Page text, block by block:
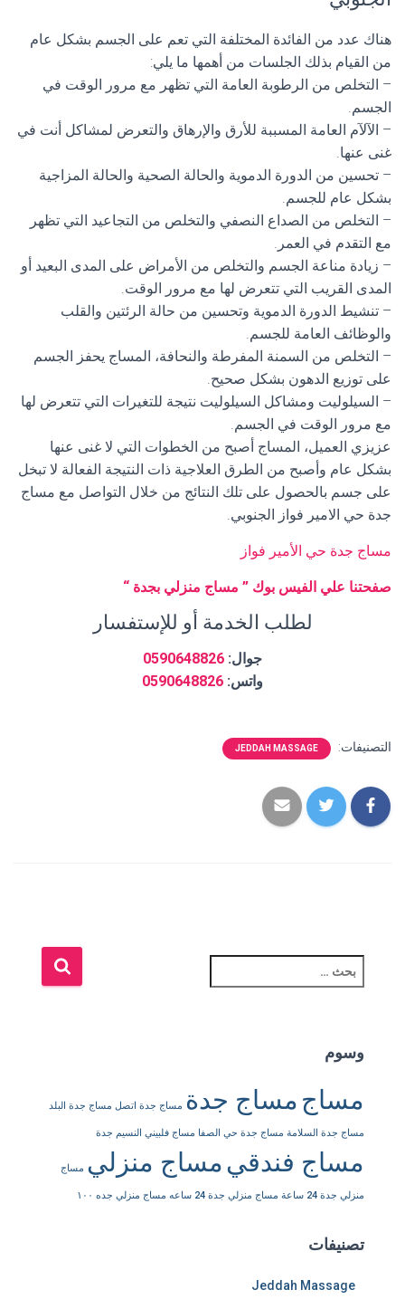
هناك عدد من الفائدة المختلفة التي تعم على الجسم بشكل عام
من القيام بذلك الجلسات من أهمها ما يلي:
– التخلص من الرطوبة العامة التي تظهر مع مرور الوقت في
الجسم.
– الآلآم العامة المسببة للأرق والإرهاق والتعرض لمشاكل أنت في
غنى عنها.
– تحسين من الدورة الدموية والحالة الصحية والحالة المزاجية
بشكل عام للجسم.
– التخلص من الصداع النصفي والتخلص من التجاعيد التي تظهر
مع التقدم في العمر.
– زيادة مناعة الجسم والتخلص من الأمراض على المدى البعيد أو
المدى القريب التي تتعرض لها مع مرور الوقت.
– تنشيط الدورة الدموية وتحسين من حالة الرئتين والقلب
والوظائف العامة للجسم.
– التخلص من السمنة المفرطة والنحافة، المساج يحفز الجسم
على توزيع الدهون بشكل صحيح.
– السيلوليت ومشاكل السيلوليت نتيجة للتغيرات التي تتعرض لها
مع مرور الوقت في الجسم.
عزيزي العميل، المساج أصبح من الخطوات التي لا غنى عنها
بشكل عام وأصبح من الطرق العلاجية ذات النتيجة الفعالة لا تبخل
على جسم بالحصول على تلك النتائج من خلال التواصل مع مساج
جدة حي الامير فواز الجنوبي.
مساج جدة حي الأمير فواز
صفحتنا علي الفيس بوك ” مساج منزلي بجدة “
لطلب الخدمة أو للإستفسار
جوال: 0590648826
واتس: 0590648826
التصنيفات: JEDDAH MASSAGE
ل
ع
:
وسوم
مساج مساج جدة مساج جدة اتصل مساج جدة البلد
مساج جدة السلامة مساج جدة حي الصفا مساج فلبيني النسيم جدة
مساج فندقيمساج منزلي مساج
منزلي جدة 24 ساعة مساج منزلي جدة 24 ساعه مساج منزلي جده ١٠٠
تصنيفات
Jeddah Massage